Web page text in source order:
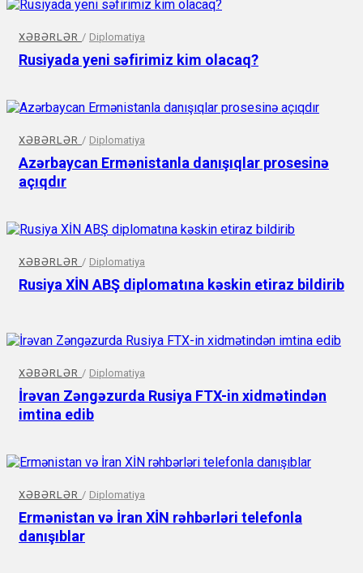
XƏBƏRLƏR / Diplomatiya
Rusiyada yeni səfirimiz kim olacaq?
XƏBƏRLƏR / Diplomatiya
Azərbaycan Ermənistanla danışıqlar prosesinə
açıqdır
XƏBƏRLƏR / Diplomatiya
Rusiya XİN ABŞ diplomatına kəskin etiraz bildirib
XƏBƏRLƏR / Diplomatiya
İrəvan Zəngəzurda Rusiya FTX-in xidmətindən
imtina edib
XƏBƏRLƏR / Diplomatiya
Ermənistan və İran XİN rəhbərləri telefonla
danışıblar